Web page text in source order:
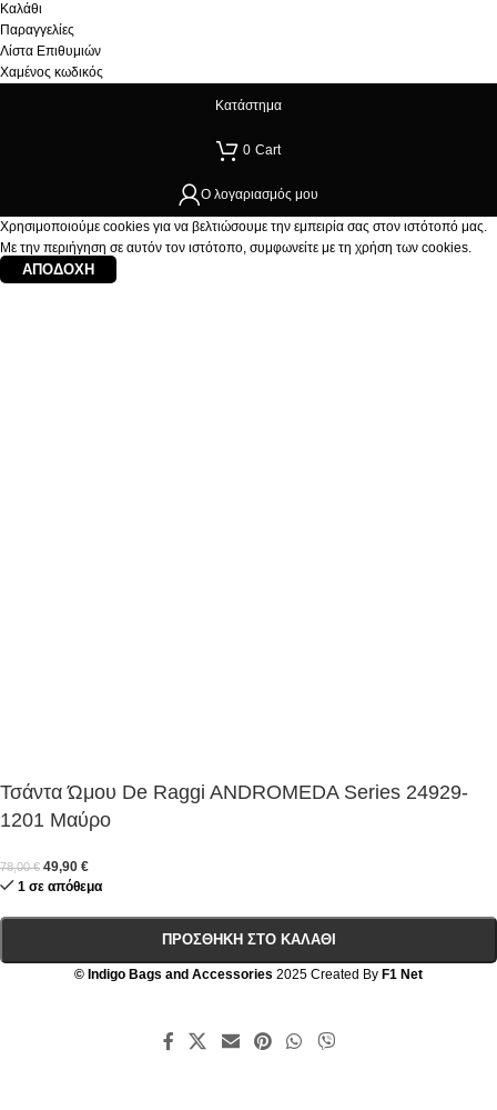
Καλάθι
Παραγγελίες
Λίστα Επιθυμιών
Χαμένος κωδικός
Κατάστημα
0 Cart
Ο λογαριασμός μου
Χρησιμοποιούμε cookies για να βελτιώσουμε την εμπειρία σας στον ιστότοπό μας.
Με την περιήγηση σε αυτόν τον ιστότοπο, συμφωνείτε με τη χρήση των cookies.
ΑΠΟΔΟΧΉ
Τσάντα Ώμου De Raggi ANDROMEDA Series 24929-
1201 Μαύρο
78,00€ 49,90 €
1 σε απόθεμα
ΠΡΟΣΘΉΚΗ ΣΤΟ ΚΑΛΆΘΙ
© Indigo Bags and Accessories 2025 Created By F1 Net